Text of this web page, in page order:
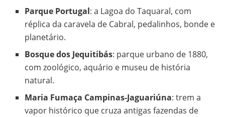
Parque Portugal: a Lagoa do Taquaral, com
réplica da caravela de Cabral, pedalinhos, bonde e
planetário.
Bosque dos Jequitibás: parque urbano de 1880,
com zoológico, aquário e museu de história
natural.
Maria Fumaça Campinas-Jaguariúna: trem a
vapor histórico que cruza antigas fazendas de